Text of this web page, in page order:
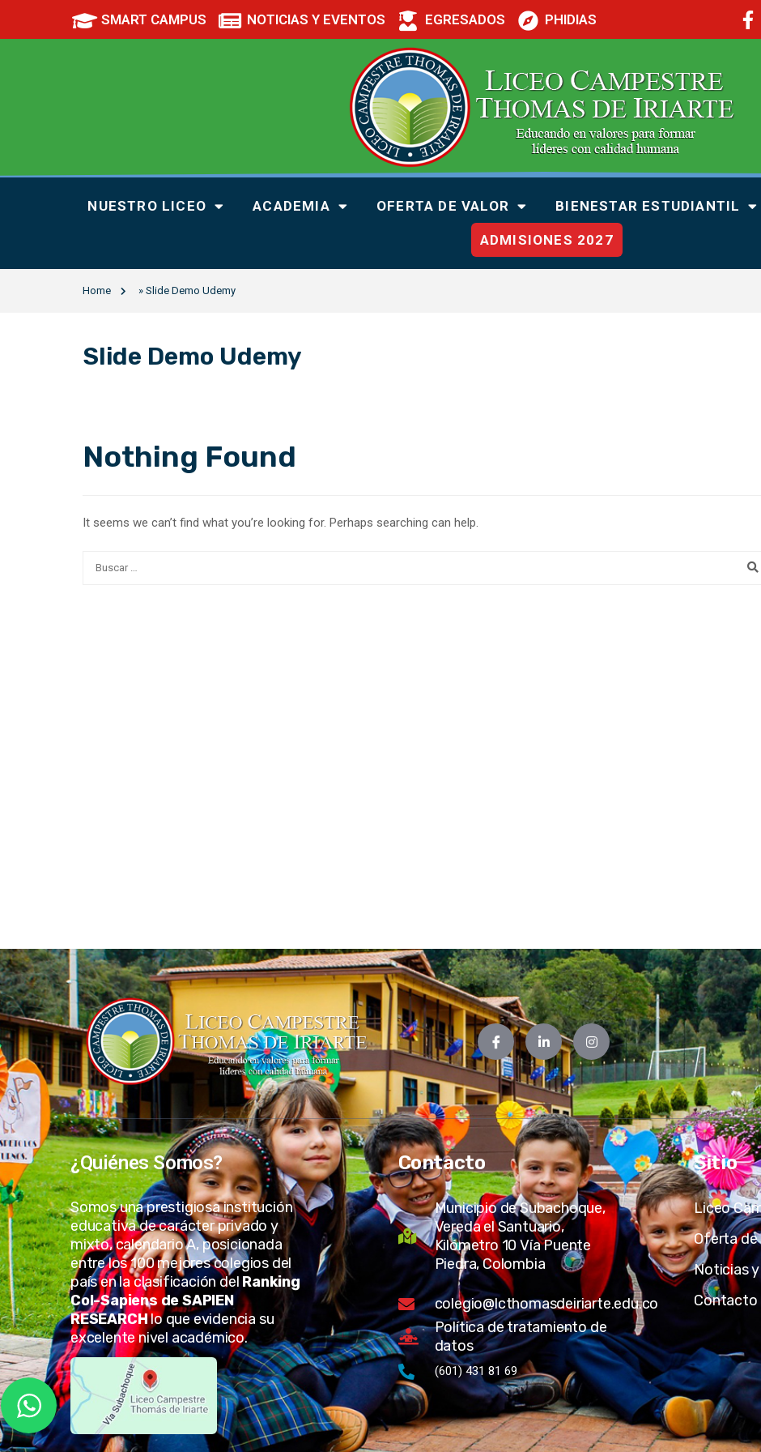
SMART CAMPUS NOTICIAS Y EVENTOS EGRESADOS PHIDIAS
NUESTRO LICEO ACADEMIA OFERTA DE VALOR BIENESTAR ESTUDIANTIL
ADMISIONES 2027
Home » Slide Demo Udemy
Slide Demo Udemy
Nothing Found
It seems we can’t find what you’re looking for. Perhaps searching can help.
¿Quiénes Somos?
Somos una prestigiosa institución
educativa de carácter privado y
mixto, calendario A, posicionada
entre los 100 mejores colegios del
país en la clasificación del Ranking
Col-Sapiens de SAPIEN
RESEARCHlo que evidencia su
excelente nivel académico.
Contacto
Municipio de Subachoque,
Vereda el Santuario,
Kilómetro 10 Vía Puente
Piedra, Colombia
colegio@lcthomasdeiriarte.edu.co
Política de tratamiento de
datos
(601) 431 81 69
Sitio
Liceo
Oferta de
Noticias
Contacto